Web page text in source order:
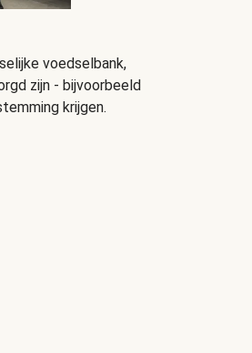
voedselbank,
zijn - bijvoorbeeld
krijgen.